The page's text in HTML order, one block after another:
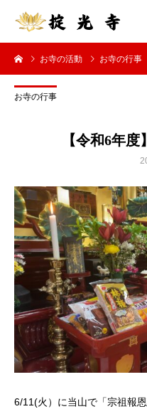
お寺の活動 お寺の行事
お寺の行事
【令和6年
6/11(火）に当山で「宗祖報